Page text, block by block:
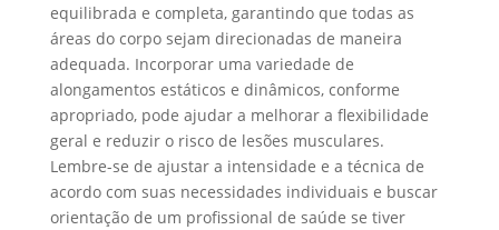
equilibrada e completa, garantindo que todas as
áreas do corpo sejam direcionadas de maneira
adequada. Incorporar uma variedade de
alongamentos estáticos e dinâmicos, conforme
apropriado, pode ajudar a melhorar a flexibilidade
geral e reduzir o risco de lesões musculares.
Lembre-se de ajustar a intensidade e a técnica de
acordo com suas necessidades individuais e buscar
orientação de um profissional de saúde se tiver